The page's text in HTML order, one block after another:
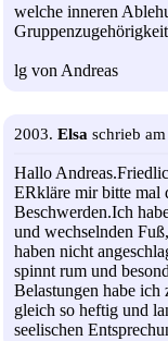
welche inneren
lg von Andreas
2003. Elsa schrieb
Hallo
ERkläre mir bitte mal
Beschwerden.Ich
und wechselnden
haben nicht
spinnt rum und
Belastungen habe ich
gleich so heftig und
seelischen